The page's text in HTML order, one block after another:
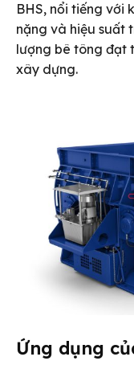
BHS, nổi tiếng với
nặng và hiệu suất
lượng bê tông đạt
xây dựng.
Ứng dụng